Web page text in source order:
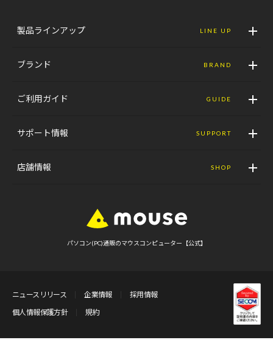
製品ラインアップ LINE UP
ブランド BRAND
ご利用ガイド GUIDE
サポート情報 SUPPORT
店舗情報 SHOP
パソコン(PC)通販のマウスコンピューター【公式】
ニュースリリース 企業情報
採用情報
個人情報保護方針
規約